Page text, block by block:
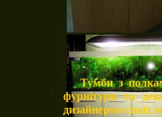
Тумби з
фурнітури та
дизайнером своїх